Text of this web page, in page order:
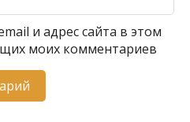
и адрес сайта в этом
моих комментариев